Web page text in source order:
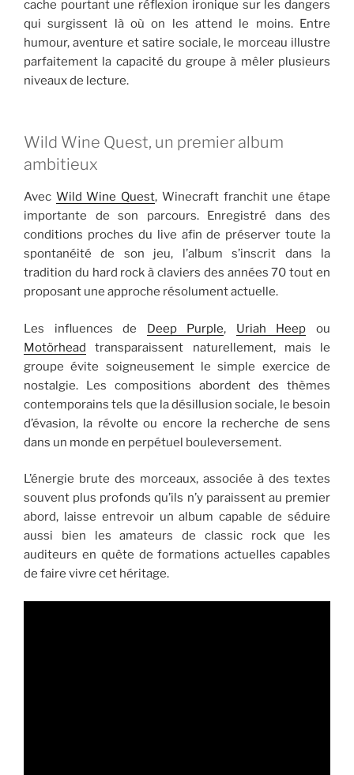
cache pourtant une réflexion ironique sur les dangers
qui surgissent là où on les attend le moins. Entre
humour, aventure et satire sociale, le morceau illustre
parfaitement la capacité du groupe à mêler plusieurs
niveaux de lecture.
Wild Wine Quest, un premier album
ambitieux
Avec Wild Wine Quest, Winecraft franchit une étape
importante de son parcours. Enregistré dans des
conditions proches du live afin de préserver toute la
spontanéité de son jeu, l’album s’inscrit dans la
tradition du hard rock à claviers des années 70 tout en
proposant une approche résolument actuelle.
Les influences de Deep Purple, Uriah Heep ou
Motörhead transparaissent naturellement, mais le
groupe évite soigneusement le simple exercice de
nostalgie. Les compositions abordent des thèmes
contemporains tels que la désillusion sociale, le besoin
d’évasion, la révolte ou encore la recherche de sens
dans un monde en perpétuel bouleversement.
L’énergie brute des morceaux, associée à des textes
souvent plus profonds qu’ils n’y paraissent au premier
abord, laisse entrevoir un album capable de séduire
aussi bien les amateurs de classic rock que les
auditeurs en quête de formations actuelles capables
de faire vivre cet héritage.